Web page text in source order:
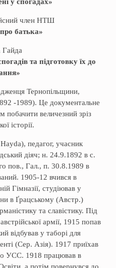
член НТШ
батька»
Гайда
та підготовку їх до
Тернопільщини,
-1989). Це документальне
побачити величезний зріз
історії.
педагог, учасник
дiяч; н. 24.9.1892 в с.
пов., Гал., п. 30.8.1989 в
1905-12 вчився в
Гiмназiї, студiював у
в Ґрацському (Австр.)
та славiстику. Під
армiї, 1915 попав
відбував у таборі для
(Сер. Азiя). 1917 приїхав
УСС. 1918 працював в